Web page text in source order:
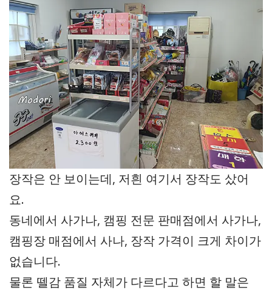
장작은 안 보이는데, 저흰 여기서 장작도 샀어
요.
동네에서 사가나, 캠핑 전문 판매점에서 사가나,
캠핑장 매점에서 사나, 장작 가격이 크게 차이가
없습니다.
물론 뗄감 품질 자체가 다르다고 하면 할 말은